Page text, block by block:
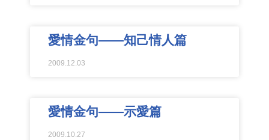
愛情金句——知己情人篇
2009.12.03
愛情金句——示愛篇
2009.10.27